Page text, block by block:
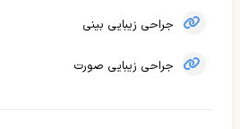
جراحی زیبایی بینی
جراحی زیبایی صورت